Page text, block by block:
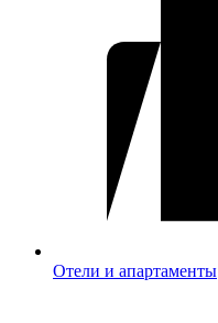
Отели и апартаменты